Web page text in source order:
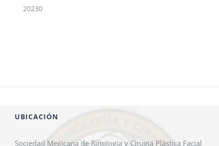
20230
UBICACIÓN
Sociedad Mexicana de Rinología y Cirugía Plástica Facial